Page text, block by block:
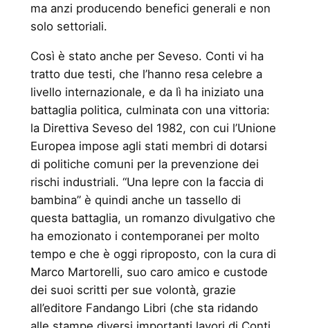
ma anzi producendo benefici generali e non
solo settoriali.
Così è stato anche per Seveso. Conti vi ha
tratto due testi, che l’hanno resa celebre a
livello internazionale, e da lì ha iniziato una
battaglia politica, culminata con una vittoria:
la Direttiva Seveso del 1982, con cui l’Unione
Europea impose agli stati membri di dotarsi
di politiche comuni per la prevenzione dei
rischi industriali. “Una lepre con la faccia di
bambina” è quindi anche un tassello di
questa battaglia, un romanzo divulgativo che
ha emozionato i contemporanei per molto
tempo e che è oggi riproposto, con la cura di
Marco Martorelli, suo caro amico e custode
dei suoi scritti per sue volontà, grazie
all’editore Fandango Libri (che sta ridando